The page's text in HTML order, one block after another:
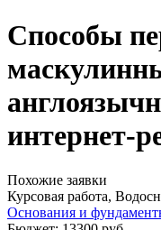
Способы
интернет-
Похожие заявки
Курсовая работа,
Основания и